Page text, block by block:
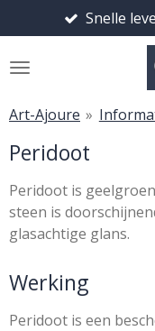
direct
naar
Snelle
Art-Ajoure »
Peridoot
Peridoot is
steen is
glasachtige glans.
Werking
Peridoot is een